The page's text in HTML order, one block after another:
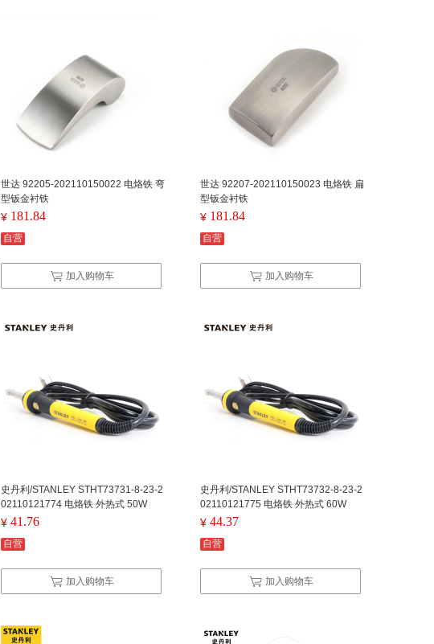
世达 92205-202110150022 电烙铁 弯
型钣金衬铁
¥ 181.84
自营
加入购物车
世达 92207-202110150023 电烙铁 扁
型钣金衬铁
¥ 181.84
自营
加入购物车
史丹利/STANLEY STHT73731-8-23-2
02110121774 电烙铁 外热式 50W
¥ 41.76
自营
加入购物车
史丹利/STANLEY STHT73732-8-23-2
02110121775 电烙铁 外热式 60W
¥ 44.37
自营
加入购物车